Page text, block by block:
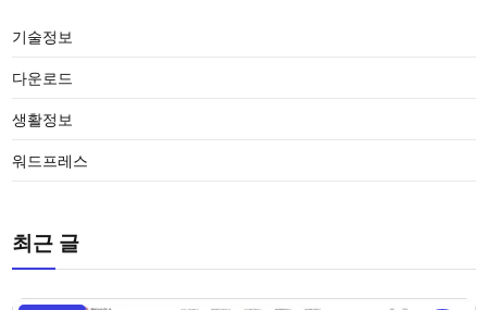
기술정보
다운로드
생활정보
워드프레스
최근 글